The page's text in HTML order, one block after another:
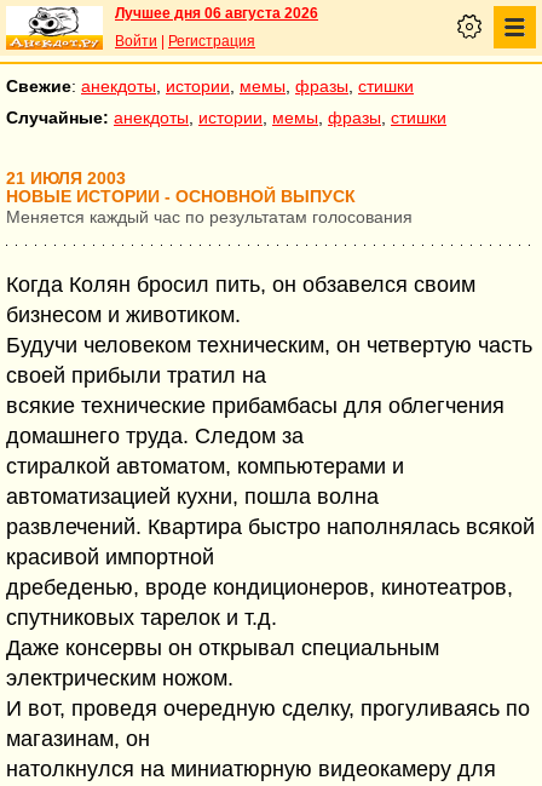
Лучшее дня 06 августа 2026
Войти
Регистрация
Свежие: анекдоты истории мемы фразы стишки
Случайные: анекдоты истории мемы фразы стишки
21 ИЮЛЯ 2003
НОВЫЕ ИСТОРИИ - ОСНОВНОЙ ВЫПУСК
Меняется каждый час по результатам голосования
Когда Колян бросил пить, он обзавелся своим
бизнесом и животиком.
Будучи человеком техническим, он четвертую часть
своей прибыли тратил на
всякие технические прибамбасы для облегчения
домашнего труда. Следом за
стиралкой автоматом, компьютерами и
автоматизацией кухни, пошла волна
развлечений. Квартира быстро наполнялась всякой
красивой импортной
дребеденью, вроде кондиционеров, кинотеатров,
спутниковых тарелок и т.д.
Даже консервы он открывал специальным
электрическим ножом.
И вот, проведя очередную сделку, прогуливаясь по
магазинам, он
натолкнулся на миниатюрную видеокамеру для